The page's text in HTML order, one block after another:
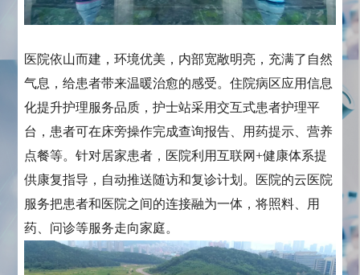
医院依山而建，环境优美，内部宽敞明亮，充满了自然
气息，给患者带来温暖治愈的感受。住院病区应用信息
化提升护理服务品质，护士站采用交互式患者护理平
台，患者可在床旁操作完成查询报告、用药提示、营养
点餐等。针对居家患者，医院利用互联网+健康体系提
供康复指导，自动推送随访和复诊计划。医院的云医院
服务把患者和医院之间的连接融为一体，将照料、用
药、问诊等服务走向家庭。